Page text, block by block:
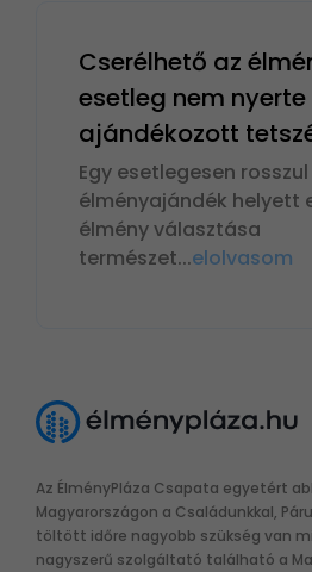
Cserélhető az
esetleg nem nyerte
ajándékozott
Egy esetlegesen
élményajándék helyett
élmény választása
természet...elolvasom
Az ÉlményPláza Csapata egyetért
Magyarországon a Családunkkal,
töltött időre nagyobb szükség van
nagyszerű szolgáltató található a